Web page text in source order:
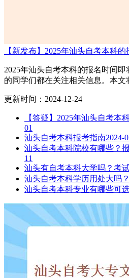
【新发布】2025年汕头自考本科的
2025年汕头自考本科的报名时间
的同学们都在关注相关信息。本文
更新时间：2024-12-24
【答疑】2025年汕头自考本
01
汕头自考本科报考指南2024-
汕头自考本科院校有哪些？
11
汕头有自考本科大学吗？考
汕头自考本科学历用处大吗
汕头自考本科专业有哪些可